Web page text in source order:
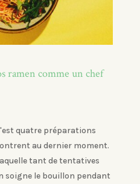
ramen comme un chef
quatre préparations
au dernier moment.
tant de tentatives
soigne le bouillon pendant